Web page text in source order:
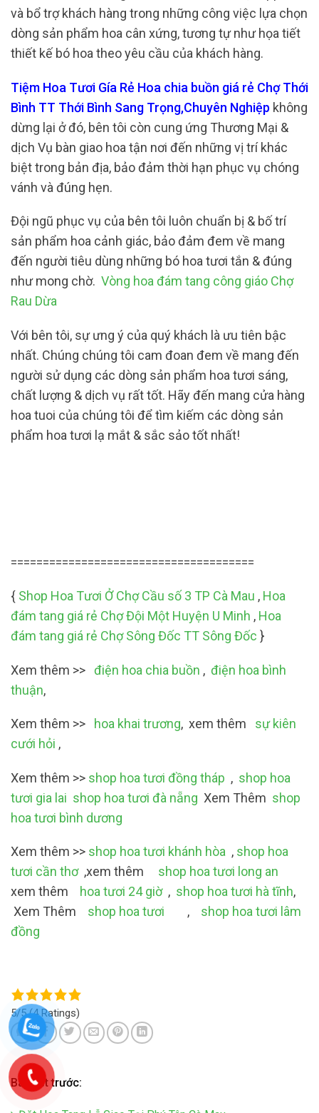
và bổ trợ khách hàng trong những công việc lựa chọn
dòng sản phẩm hoa cân xứng, tương tự như họa tiết
thiết kế bó hoa theo yêu cầu của khách hàng.
Tiệm Hoa Tươi Gía Rẻ Hoa chia buồn giá rẻ Chợ Thới
Bình TT Thới Bình Sang Trọng,Chuyên Nghiệp không
dừng lại ở đó, bên tôi còn cung ứng Thương Mại &
dịch Vụ bàn giao hoa tận nơi đến những vị trí khác
biệt trong bản địa, bảo đảm thời hạn phục vụ chóng
vánh và đúng hẹn.
Đội ngũ phục vụ của bên tôi luôn chuẩn bị & bố trí
sản phẩm hoa cảnh giác, bảo đảm đem về mang
đến người tiêu dùng những bó hoa tươi tắn & đúng
như mong chờ. Vòng hoa đám tang công giáo Chợ
Rau Dừa
Với bên tôi, sự ưng ý của quý khách là ưu tiên bậc
nhất. Chúng chúng tôi cam đoan đem về mang đến
người sử dụng các dòng sản phẩm hoa tươi sáng,
chất lượng & dịch vụ rất tốt. Hãy đến mang cửa hàng
hoa tuoi của chúng tôi để tìm kiếm các dòng sản
phẩm hoa tươi lạ mắt & sắc sảo tốt nhất!
======================================
{ Shop Hoa Tươi Ở Chợ Cầu số 3 TP Cà Mau , Hoa
đám tang giá rẻ Chợ Đội Một Huyện U Minh , Hoa
đám tang giá rẻ Chợ Sông Đốc TT Sông Đốc }
Xem thêm >> điện hoa chia buồn , điện hoa bình
thuận,
Xem thêm >> hoa khai trương, xem thêm
sự kiên
cưới hỏi ,
Xem thêm >> shop hoa tươi đồng tháp , shop hoa
tươi gia lai shop hoa tươi đà nẵng Xem Thêm shop
hoa tươi bình dương
Xem thêm >> shop hoa tươi khánh hòa , shop hoa
tươi cần thơ,xem thêm shop hoa tươi long an
xem thêm hoa tươi 24 giờ , shop hoa tươi hà tĩnh,
Xem Thêm shop hoa tươi ,
shop hoa tươi lâm
đồng
5/5 (4 Ratings)
Bài viết trước: